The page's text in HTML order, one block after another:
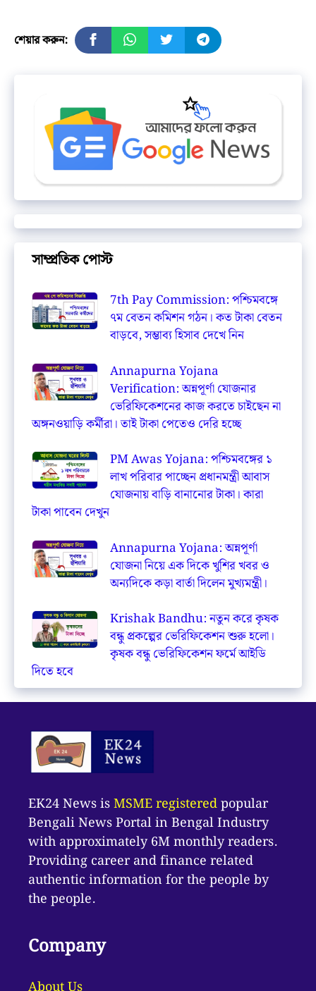
শেয়ার করুন:
সাম্প্রতিক পোস্ট
7th Pay Commission: পশ্চিমবঙ্গে
৭ম বেতন কমিশন গঠন। কত টাকা বেতন
বাড়বে, সম্ভাব্য হিসাব দেখে নিন
Annapurna Yojana
Verification: অন্নপূর্ণা যোজনার
ভেরিফিকেশনের কাজ করতে চাইছেন না
অঙ্গনওয়াড়ি কর্মীরা। তাই টাকা পেতেও দেরি হচ্ছে
PM Awas Yojana: পশ্চিমবঙ্গের ১
লাখ পরিবার পাচ্ছেন প্রধানমন্ত্রী আবাস
যোজনায় বাড়ি বানানোর টাকা। কারা
টাকা পাবেন দেখুন
Annapurna Yojana: অন্নপূর্ণা
যোজনা নিয়ে এক দিকে খুশির খবর ও
অন্যদিকে কড়া বার্তা দিলেন মুখ্যমন্ত্রী।
Krishak Bandhu: নতুন করে কৃষক
বন্ধু প্রকল্পের ভেরিফিকেশন শুরু হলো।
কৃষক বন্ধু ভেরিফিকেশন ফর্মে আইডি
দিতে হবে
EK24 News isMSME registeredpopular
Bengali News Portal in Bengal Industry
with approximately 6M monthly readers.
Providing career and finance related
authentic information for the people by
the people.
Company